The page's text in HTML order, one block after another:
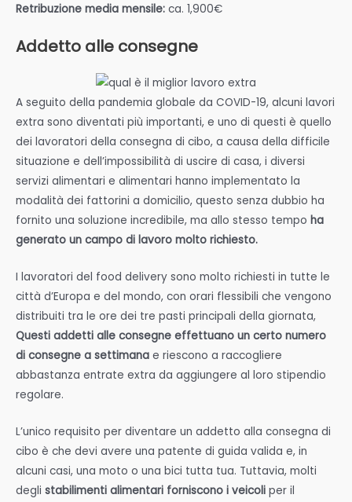
Retribuzione media mensile: ca. 1,900€
Addetto alle consegne
A seguito della pandemia globale da COVID-19, alcuni lavori
extra sono diventati più importanti, e uno di questi è quello
dei lavoratori della consegna di cibo, a causa della difficile
situazione e dell’impossibilità di uscire di casa, i diversi
servizi alimentari e alimentari hanno implementato la
modalità dei fattorini a domicilio, questo senza dubbio ha
fornito una soluzione incredibile, ma allo stesso tempo ha
generato un campo di lavoro molto richiesto.
I lavoratori del food delivery sono molto richiesti in tutte le
città d’Europa e del mondo, con orari flessibili che vengono
distribuiti tra le ore dei tre pasti principali della giornata,
Questi addetti alle consegne effettuano un certo numero
di consegne a settimana e riescono a raccogliere
abbastanza entrate extra da aggiungere al loro stipendio
regolare.
L’unico requisito per diventare un addetto alla consegna di
cibo è che devi avere una patente di guida valida e, in
alcuni casi, una moto o una bici tutta tua. Tuttavia, molti
degli stabilimenti alimentari forniscono i veicoli per il